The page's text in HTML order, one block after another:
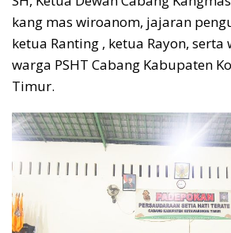
kang mas wiroanom, jajaran
ketua Ranting , ketua Rayon,
warga PSHT Cabang Kabupaten
Timur.